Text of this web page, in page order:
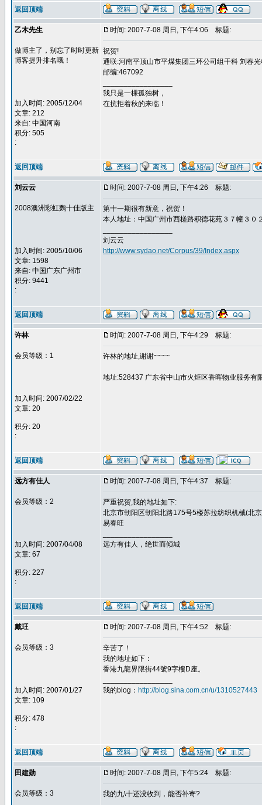
返回顶端
乙木先生
做博主了，别忘了时时更新
博客提升排名哦！
加入时间: 2005/12/04
文章: 212
来自: 中国河南
积分: 505
:
时间: 2007-7-08 周日, 下午4:06 标题:
祝贺!
通联:河南平顶山市平煤集团三环公司组干科 刘春
邮编:467092
我只是一棵孤独树，
在抗拒着秋的来临！
返回顶端
刘云云
2008澳洲彩虹鹦十佳版主
加入时间: 2005/10/06
文章: 1598
来自: 中国广东广州市
积分: 9441
:
时间: 2007-7-08 周日, 下午4:26 标题:
第十一期很有新意，祝贺！
本人地址：中国广州市西槎路积德花苑３７幢３
刘云云
http://www.sydao.net/Corpus/39/Index.aspx
返回顶端
许林
会员等级：1
加入时间: 2007/02/22
文章: 20
积分: 20
:
时间: 2007-7-08 周日, 下午4:29 标题:
许林的地址,谢谢~~~~
地址:528437 广东省中山市火炬区香晖物业服务有
返回顶端
远方有佳人
会员等级：2
加入时间: 2007/04/08
文章: 67
积分: 227
:
时间: 2007-7-08 周日, 下午4:37 标题:
严重祝贺,我的地址如下:
北京市朝阳区朝阳北路175号5楼苏拉纺织机械(北
易春旺
远方有佳人，绝世而倾城
返回顶端
戴玨
会员等级：3
加入时间: 2007/01/27
文章: 109
积分: 478
:
时间: 2007-7-08 周日, 下午4:52 标题:
辛苦了！
我的地址如下：
香港九龍界限街44號9字樓D座。
我的blog： http://blog.sina.com.cn/u/1310527443
返回顶端
田建勋
会员等级：3
时间: 2007-7-08 周日, 下午5:24 标题:
我的九\十还没收到，能否补寄?